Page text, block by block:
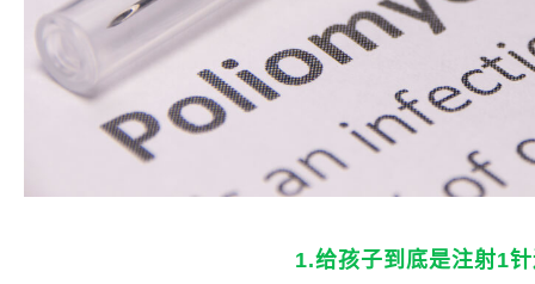
1.给孩子到底是注射1